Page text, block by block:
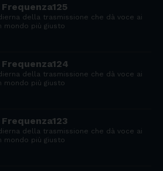
della trasmissione che dà voce ai
mondo più giusto
della trasmissione che dà voce ai
mondo più giusto
della trasmissione che dà voce ai
mondo più giusto